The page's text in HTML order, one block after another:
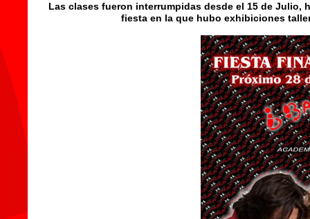
Las clases fueron interrumpidas desde el 15 de Julio,
fiesta en la que hubo exhibiciones